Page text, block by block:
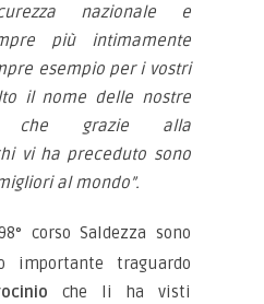
nazionale e
più intimamente
esempio per i vostri
il nome delle nostre
che grazie alla
vi ha preceduto sono
al mondo”.
corso Saldezza sono
traguardo
che li ha visti